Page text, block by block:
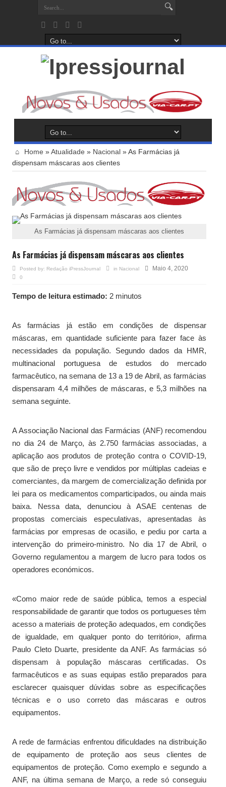
Home »Atualidade » Nacional »As Farmácias já
dispensam máscaras aos clientes
As Farmácias já dispensam máscaras aos clientes
As Farmácias já dispensam máscaras aos clientes
Posted by: Redação iPressJournal in Nacional Maio 4, 2020
0
Tempo de leitura estimado: 2 minutos
As farmácias já estão em condições de dispensar
máscaras, em quantidade suficiente para fazer face às
necessidades da população. Segundo dados da HMR,
multinacional portuguesa de estudos do mercado
farmacêutico, na semana de 13 a 19 de Abril, as farmácias
dispensaram 4,4 milhões de máscaras, e 5,3 milhões na
semana seguinte.
A Associação Nacional das Farmácias (ANF) recomendou
no dia 24 de Março, às 2.750 farmácias associadas, a
aplicação aos produtos de proteção contra o COVID-19,
que são de preço livre e vendidos por múltiplas cadeias e
comerciantes, da margem de comercialização definida por
lei para os medicamentos comparticipados, ou ainda mais
baixa. Nessa data, denunciou à ASAE centenas de
propostas comerciais especulativas, apresentadas às
farmácias por empresas de ocasião, e pediu por carta a
intervenção do primeiro-ministro. No dia 17 de Abril, o
Governo regulamentou a margem de lucro para todos os
operadores económicos.
«Como maior rede de saúde pública, temos a especial
responsabilidade de garantir que todos os portugueses têm
acesso a materiais de proteção adequados, em condições
de igualdade, em qualquer ponto do território», afirma
Paulo Cleto Duarte, presidente da ANF. As farmácias só
dispensam à população máscaras certificadas. Os
farmacêuticos e as suas equipas estão preparados para
esclarecer quaisquer dúvidas sobre as especificações
técnicas e o uso correto das máscaras e outros
equipamentos.
A rede de farmácias enfrentou dificuldades na distribuição
de equipamento de proteção aos seus clientes de
equipamentos de proteção. Como exemplo e segundo a
ANF, na última semana de Março, a rede só conseguiu